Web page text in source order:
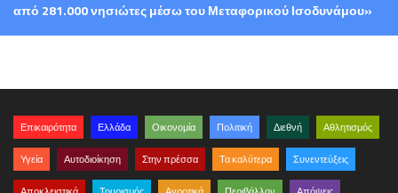
από 281.000 νησιώτες μέσω του Μεταφορικού Ισοδυνάμου»
Επικαιρότητα Ελλάδα Οικονομία Πολιτική Διεθνή Αθλητισμός
Υγεία Αυτοδιοίκηση Στην πρέσσα Τα καλύτερα Συνεντεύξεις